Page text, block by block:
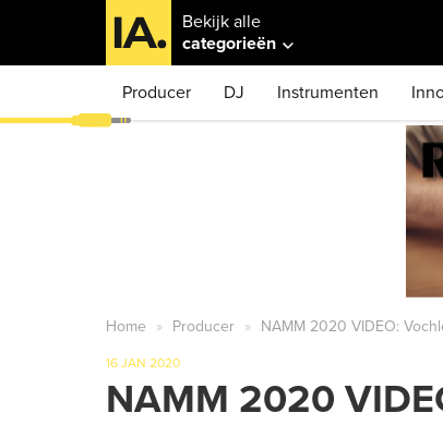
Bekijk alle
categorieën
Producer DJ Instrumenten
Home Producer NAMM 2020 VIDEO:
16 JAN 2020
NAMM 2020